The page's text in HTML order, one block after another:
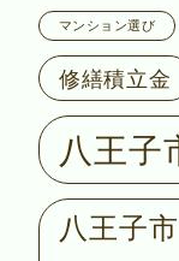
マンション選び
修繕積立金
八王子
八王子